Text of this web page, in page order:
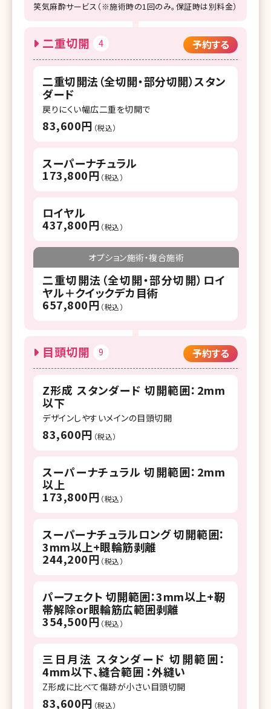
笑気麻酔サービス（※施術時の1回のみ。保証時は別料金）
二重切開 4 予約する
二重切開法（全切開・部分切開）スタン
ダード
戻りにくい幅広二重を切開で
83,600円 （税込）
スーパーナチュラル
173,800円 （税込）
ロイヤル
437,800円 （税込）
オプション施術・複合施術
二重切開法（全切開・部分切開）ロイ
ヤル＋クイックデカ目術
657,800円 （税込）
目頭切開 9 予約する
Z形成 スタンダード 切開範囲：2mm
以下
デザインしやすいメインの目頭切開
83,600円 （税込）
スーパーナチュラル 切開範囲：2mm
以上
173,800円 （税込）
スーパーナチュラルロング 切開範囲：
3mm以上+眼輪筋剥離
244,200円 （税込）
パーフェクト 切開範囲：3mm以上+靭
帯解除or眼輪筋広範囲剥離
354,500円 （税込）
三日月法 スタンダード 切開範囲：
4mm以下、縫合範囲 ：外縫い
Z形成に比べて傷跡が小さい目頭切開
83,600円 （税込）